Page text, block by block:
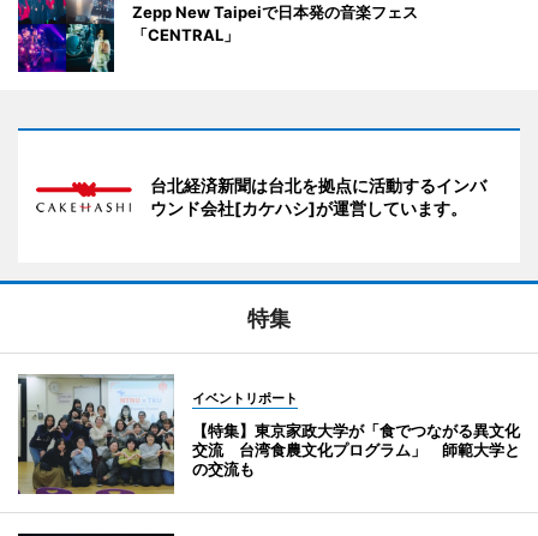
Zepp New Taipeiで日本発の音楽フェス
「CENTRAL」
台北経済新聞は台北を拠点に活動するインバ
ウンド会社[カケハシ]が運営しています。
特集
イベントリポート
【特集】東京家政大学が「食でつながる異文化
交流 台湾食農文化プログラム」 師範大学と
の交流も